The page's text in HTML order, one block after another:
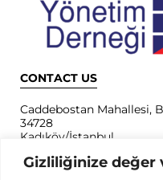
Gizliliğinize değer
CONTACT US
Caddebostan Mahallesi,
34728
Kadıköy/İstanbul
Show on Google Maps